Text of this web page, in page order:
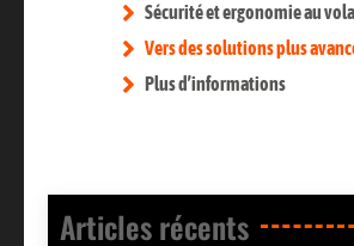
Sécurité et ergonomie au
Vers des solutions plus
Plus d’informations
Articles récents​